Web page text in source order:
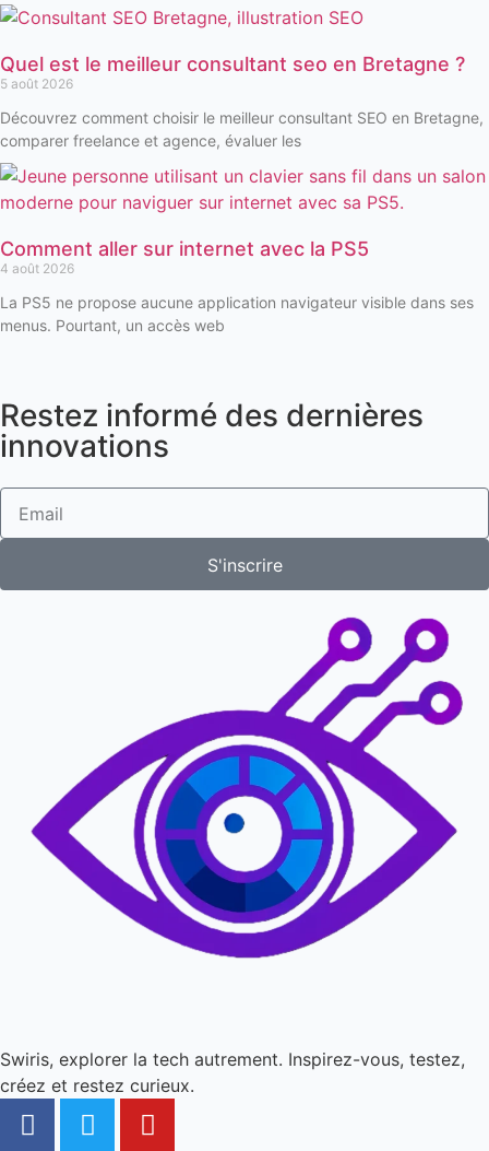
Quel est le meilleur consultant seo en Bretagne ?
5 août 2026
Découvrez comment choisir le meilleur consultant SEO en Bretagne,
comparer freelance et agence, évaluer les
Comment aller sur internet avec la PS5
4 août 2026
La PS5 ne propose aucune application navigateur visible dans ses
menus. Pourtant, un accès web
Restez informé des dernières
innovations
S'inscrire
Swiris, explorer la tech autrement. Inspirez-vous, testez,
créez et restez curieux.